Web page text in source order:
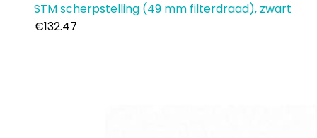
STM scherpstelling (49 mm filterdraad), zwart
€132.47